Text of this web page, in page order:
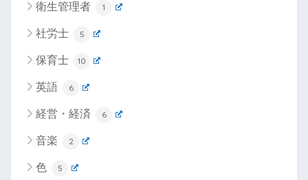
衛生管理者 1
社労士 5
保育士 10
英語 6
経営・経済 6
音楽 2
色 5